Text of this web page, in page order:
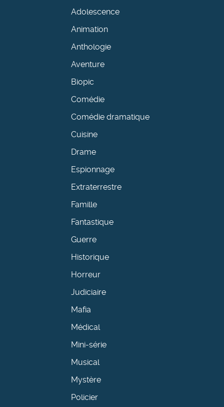
Adolescence
Animation
Anthologie
Aventure
Biopic
Comédie
Comédie dramatique
Cuisine
Drame
Espionnage
Extraterrestre
Famille
Fantastique
Guerre
Historique
Horreur
Judiciaire
Mafia
Médical
Mini-série
Musical
Mystère
Policier